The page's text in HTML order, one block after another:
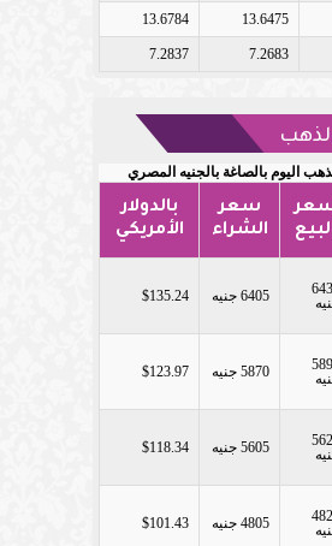
13.6475
13.6784
7.2683
7.2837
اليوم بالصاغة بالجنيه المصري
سعر
الشراء
بالدولار
الأمريكي
6405 جنيه $135.24
5870 جنيه $123.97
5605 جنيه $118.34
4805 جنيه $101.43